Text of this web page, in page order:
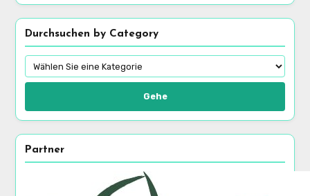
Durchsuchen by Category
Gehe
Partner